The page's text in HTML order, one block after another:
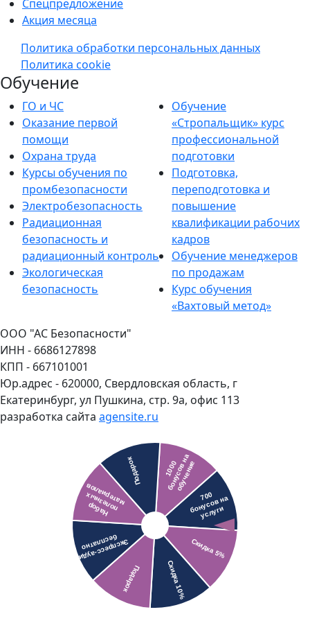
Спецпредложение
Акция месяца
Политика обработки персональных данных
Политика cookie
Обучение
ГО и ЧС
Оказание первой
помощи
Охрана труда
Курсы обучения по
промбезопасности
Электробезопасность
Радиационная
безопасность и
радиационный контроль
Экологическая
безопасность
Обучение
«Стропальщик» курс
профессиональной
подготовки
Подготовка,
переподготовка и
повышение
квалификации рабочих
кадров
Обучение менеджеров
по продажам
Курс обучения
«Вахтовый метод»
ООО "АС Безопасности"
ИНН - 6686127898
КПП - 667101001
Юр.адрес - 620000, Свердловская область, г
Екатеринбург, ул Пушкина, стр. 9а, офис 113
разработка сайта agensite.ru